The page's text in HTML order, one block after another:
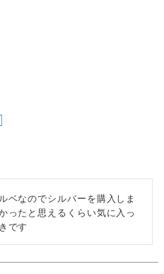
ベなのでシルバーを購入しま
ったと思えるくらい気に入っ
です